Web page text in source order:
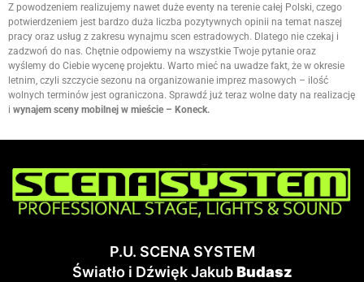
Z powodzeniem realizujemy nawet duże eventy na terenie całej Polski, czego
potwierdzeniem jest bardzo duża liczba pozytywnych opinii na temat naszej
pracy oraz usług z zakresu wynajmu scen estradowych. Dlatego nie czekaj i
zadzwoń do nas. Chętnie odpowiemy na wszystkie Twoje pytanie oraz
wyślemy do Ciebie wycenę projektu. Warto mieć na uwadze fakt, że w okresie
letnim, czyli szczycie sezonu na organizowanie imprez masowych – ilość
wolnych terminów jest ograniczona. Sprawdź już teraz wolne daty na realizację
i wynajem sceny mobilnej w mieście – Koneck.
P.U. SCENA SYSTEM
Światło i Dźwięk JakubBudasz